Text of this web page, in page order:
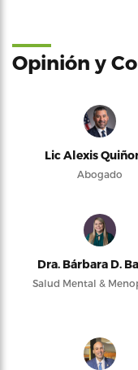
Opinión y
Lic Alexis
Abogado
Dra. Bárbara D.
Salud Mental &